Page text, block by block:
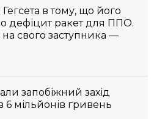
в тому, що його
дефіцит ракет для ППО.
свого заступника —
запобіжний захід
6 мільйонів гривень